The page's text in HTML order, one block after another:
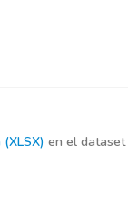
en el dataset